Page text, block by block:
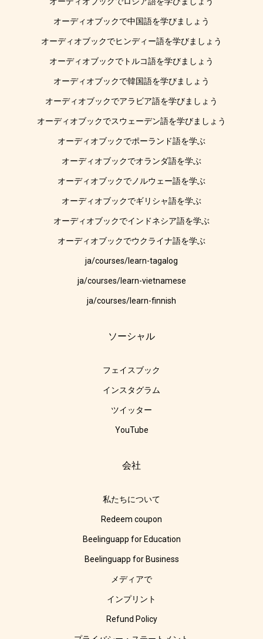
オーディオブックで中国語を学びましょう
オーディオブックでヒンディー語を学びましょう
オーディオブックでトルコ語を学びましょう
オーディオブックで韓国語を学びましょう
オーディオブックでアラビア語を学びましょう
オーディオブックでスウェーデン語を学びましょう
オーディオブックでポーランド語を学ぶ
オーディオブックでオランダ語を学ぶ
オーディオブックでノルウェー語を学ぶ
オーディオブックでギリシャ語を学ぶ
オーディオブックでインドネシア語を学ぶ
オーディオブックでウクライナ語を学ぶ
ja/courses/learn-tagalog
ja/courses/learn-vietnamese
ja/courses/learn-finnish
ソーシャル
フェイスブック
インスタグラム
ツイッター
YouTube
会社
私たちについて
Redeem coupon
Beelinguapp for Education
Beelinguapp for Business
メディアで
インプリント
Refund Policy